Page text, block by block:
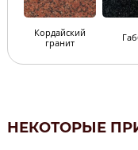
Кордайский
гранит
НЕКОТОРЫЕ